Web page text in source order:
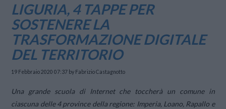
LIGURIA, 4 TAPPE PER
SOSTENERE LA
TRASFORMAZIONE DIGITALE
DEL TERRITORIO
19 Febbraio 2020 07:37 by Fabrizio Castagnotto
Una grande scuola di Internet che toccherà un comune in
ciascuna delle 4 province della regione: Imperia, Loano, Rapallo e